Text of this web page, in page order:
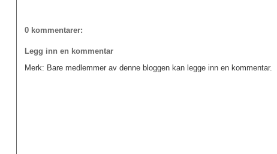
0 kommentarer:
Legg inn en kommentar
Merk: Bare medlemmer av denne bloggen kan legge inn en kommentar.